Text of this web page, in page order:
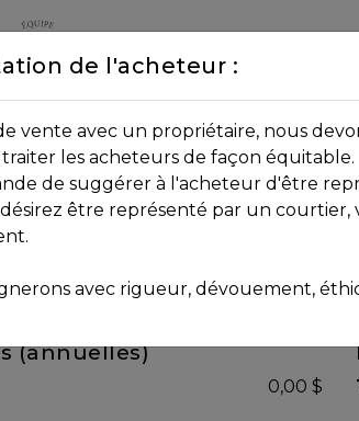
2013
(annuelles)
0,00 $
de l'acheteur :
vente avec un propriétaire, nous
les acheteurs de façon équitable.
de suggérer à l'acheteur d'être
être représenté par un courtier,
avec rigueur, dévouement,